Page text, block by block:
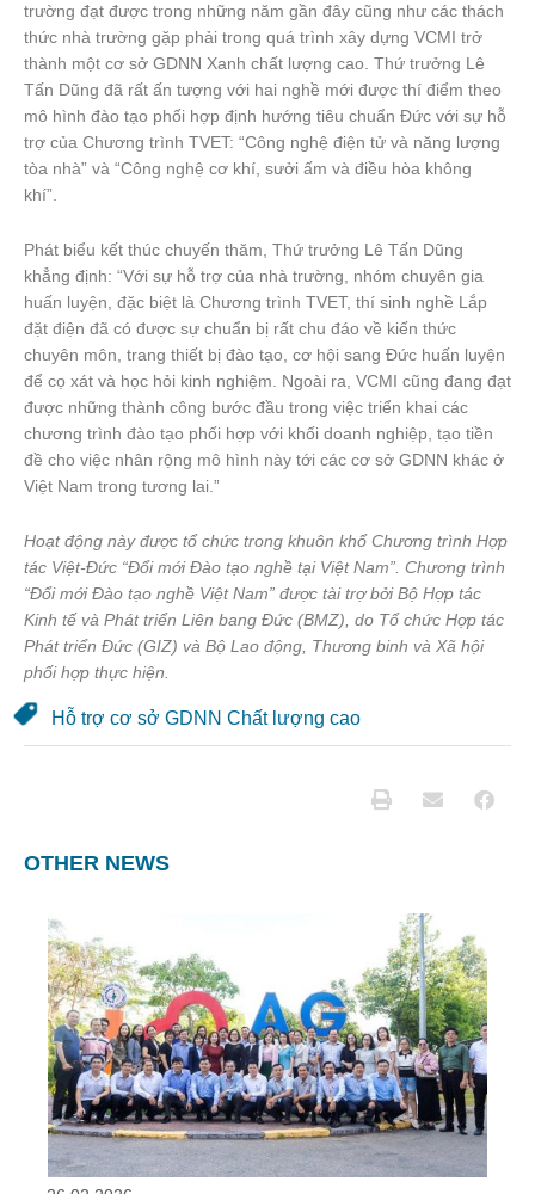
trường đạt được trong những năm gần đây cũng như các thách
thức nhà trường gặp phải trong quá trình xây dựng VCMI trở
thành một cơ sở GDNN Xanh chất lượng cao. Thứ trưởng Lê
Tấn Dũng đã rất ấn tượng với hai nghề mới được thí điểm theo
mô hình đào tạo phối hợp định hướng tiêu chuẩn Đức với sự hỗ
trợ của Chương trình TVET: “Công nghệ điện tử và năng lượng
tòa nhà” và “Công nghệ cơ khí, sưởi ấm và điều hòa không
khí”.
Phát biểu kết thúc chuyến thăm, Thứ trưởng Lê Tấn Dũng
khẳng định: “Với sự hỗ trợ của nhà trường, nhóm chuyên gia
huấn luyện, đặc biệt là Chương trình TVET, thí sinh nghề Lắp
đặt điện đã có được sự chuẩn bị rất chu đáo về kiến thức
chuyên môn, trang thiết bị đào tạo, cơ hội sang Đức huấn luyện
để cọ xát và học hỏi kinh nghiệm. Ngoài ra, VCMI cũng đang đạt
được những thành công bước đầu trong việc triển khai các
chương trình đào tạo phối hợp với khối doanh nghiệp, tạo tiền
đề cho việc nhân rộng mô hình này tới các cơ sở GDNN khác ở
Việt Nam trong tương lai.”
Hoạt động này được tổ chức trong khuôn khổ Chương trình Hợp
tác Việt-Đức “Đổi mới Đào tạo nghề tại Việt Nam”. Chương trình
“Đổi mới Đào tạo nghề Việt Nam” được tài trợ bởi Bộ Hợp tác
Kinh tế và Phát triển Liên bang Đức (BMZ), do Tổ chức Hợp tác
Phát triển Đức (GIZ) và Bộ Lao động, Thương binh và Xã hội
phối hợp thực hiện.
Hỗ trợ cơ sở GDNN Chất lượng cao
OTHER NEWS